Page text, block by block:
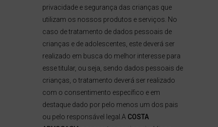
privacidade e segurança das crianças que
utilizam os nossos produtos e serviços. No
caso de tratamento de dados pessoais de
crianças e de adolescentes, este deverá ser
realizado em busca do melhor interesse para
esse titular, ou seja, sendo dados pessoais de
crianças, o tratamento deverá ser realizado
com o consentimento específico e em
destaque dado por pelo menos um dos pais
ou pelo responsável legal.A COSTA